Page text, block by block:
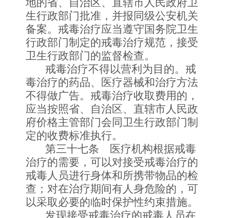
地的省、自治区、直辖市人民政府卫
生行政部门批准，并报同级公安机关
备案。戒毒治疗应当遵守国务院卫生
行政部门制定的戒毒治疗规范，接受
卫生行政部门的监督检查。
戒毒治疗不得以营利为目的。戒
毒治疗的药品、医疗器械和治疗方法
不得做广告。戒毒治疗收取费用的，
应当按照省、自治区、直辖市人民政
府价格主管部门会同卫生行政部门制
定的收费标准执行。
第三十七条 医疗机构根据戒毒
治疗的需要，可以对接受戒毒治疗的
戒毒人员进行身体和所携带物品的检
查；对在治疗期间有人身危险的，可
以采取必要的临时保护性约束措施。